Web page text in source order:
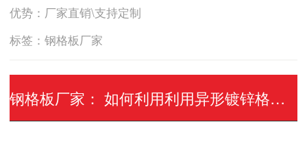
优势：厂家直销\支持定制
标签：钢格板厂家
钢格板厂家： 如何利用利用异形镀锌格栅板？